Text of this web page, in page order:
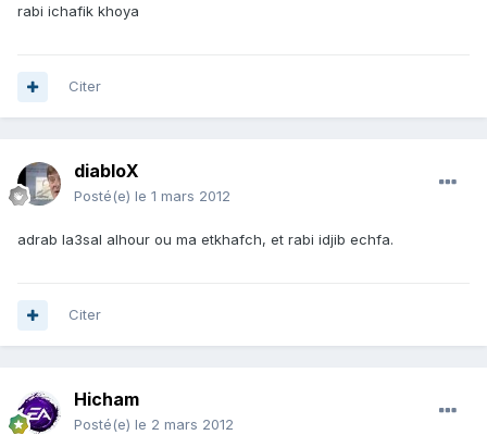
rabi ichafik khoya
Citer
diabloX
Posté(e) le 1 mars 2012
adrab la3sal alhour ou ma etkhafch, et rabi idjib echfa.
Citer
Hicham
Posté(e) le 2 mars 2012